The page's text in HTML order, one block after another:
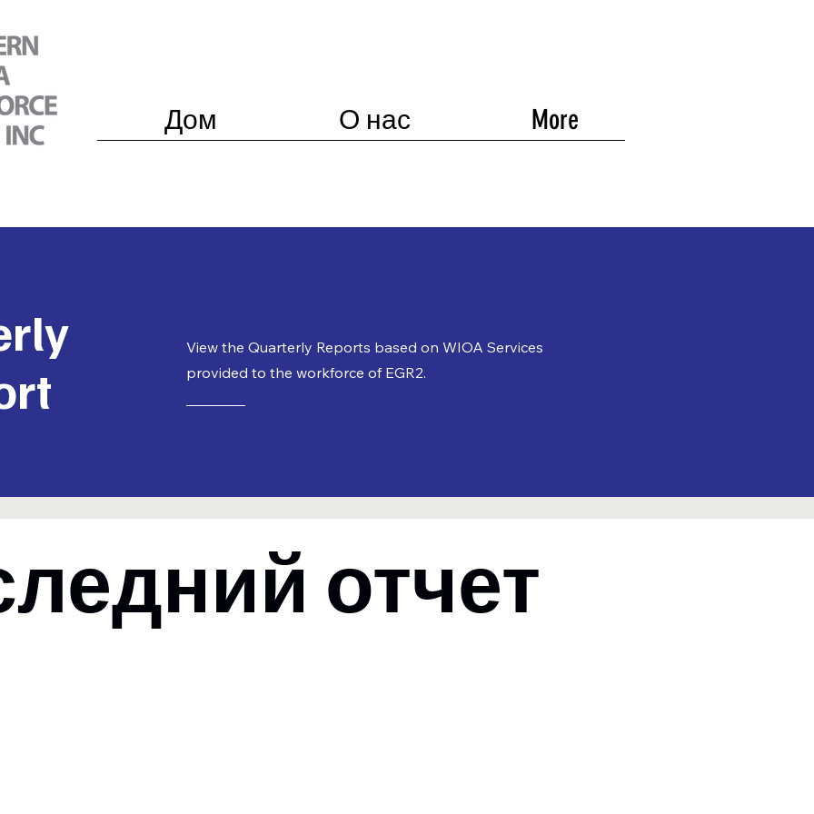
Дом О нас More
View the Quarterly Reports based on WIOA Services
provided to the workforce of EGR2.
отчет